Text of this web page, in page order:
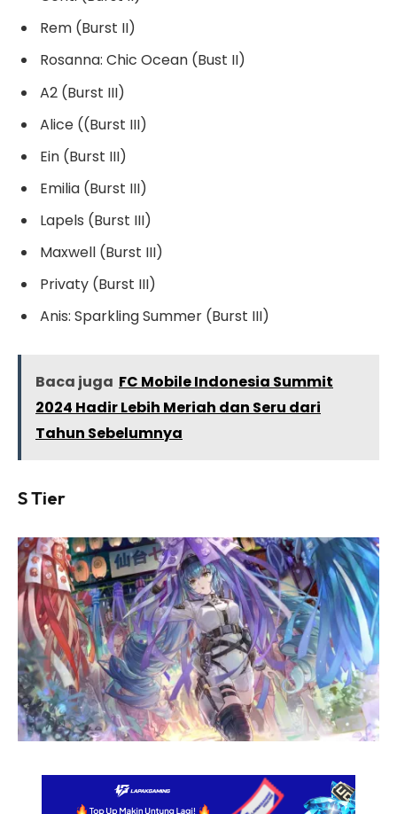
Rem (Burst II)
Rosanna: Chic Ocean (Bust II)
A2 (Burst III)
Alice ((Burst III)
Ein (Burst III)
Emilia (Burst III)
Lapels (Burst III)
Maxwell (Burst III)
Privaty (Burst III)
Anis: Sparkling Summer (Burst III)
Baca juga FC Mobile Indonesia Summit
2024 Hadir Lebih Meriah dan Seru dari
Tahun Sebelumnya
S Tier